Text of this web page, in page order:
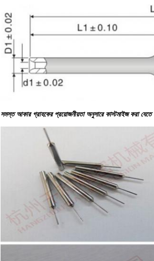
সমস্ত আকার গ্রাহকের প্রয়োজনীয়তা অনুসারে কাস্টমাইজ করা যেতে